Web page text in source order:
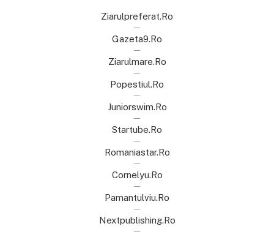
Ziarulpreferat.ro
Gazeta9.ro
Ziarulmare.ro
Popestiul.ro
Juniorswim.ro
Startube.ro
Romaniastar.ro
Cornelyu.ro
Pamantulviu.ro
Nextpublishing.ro